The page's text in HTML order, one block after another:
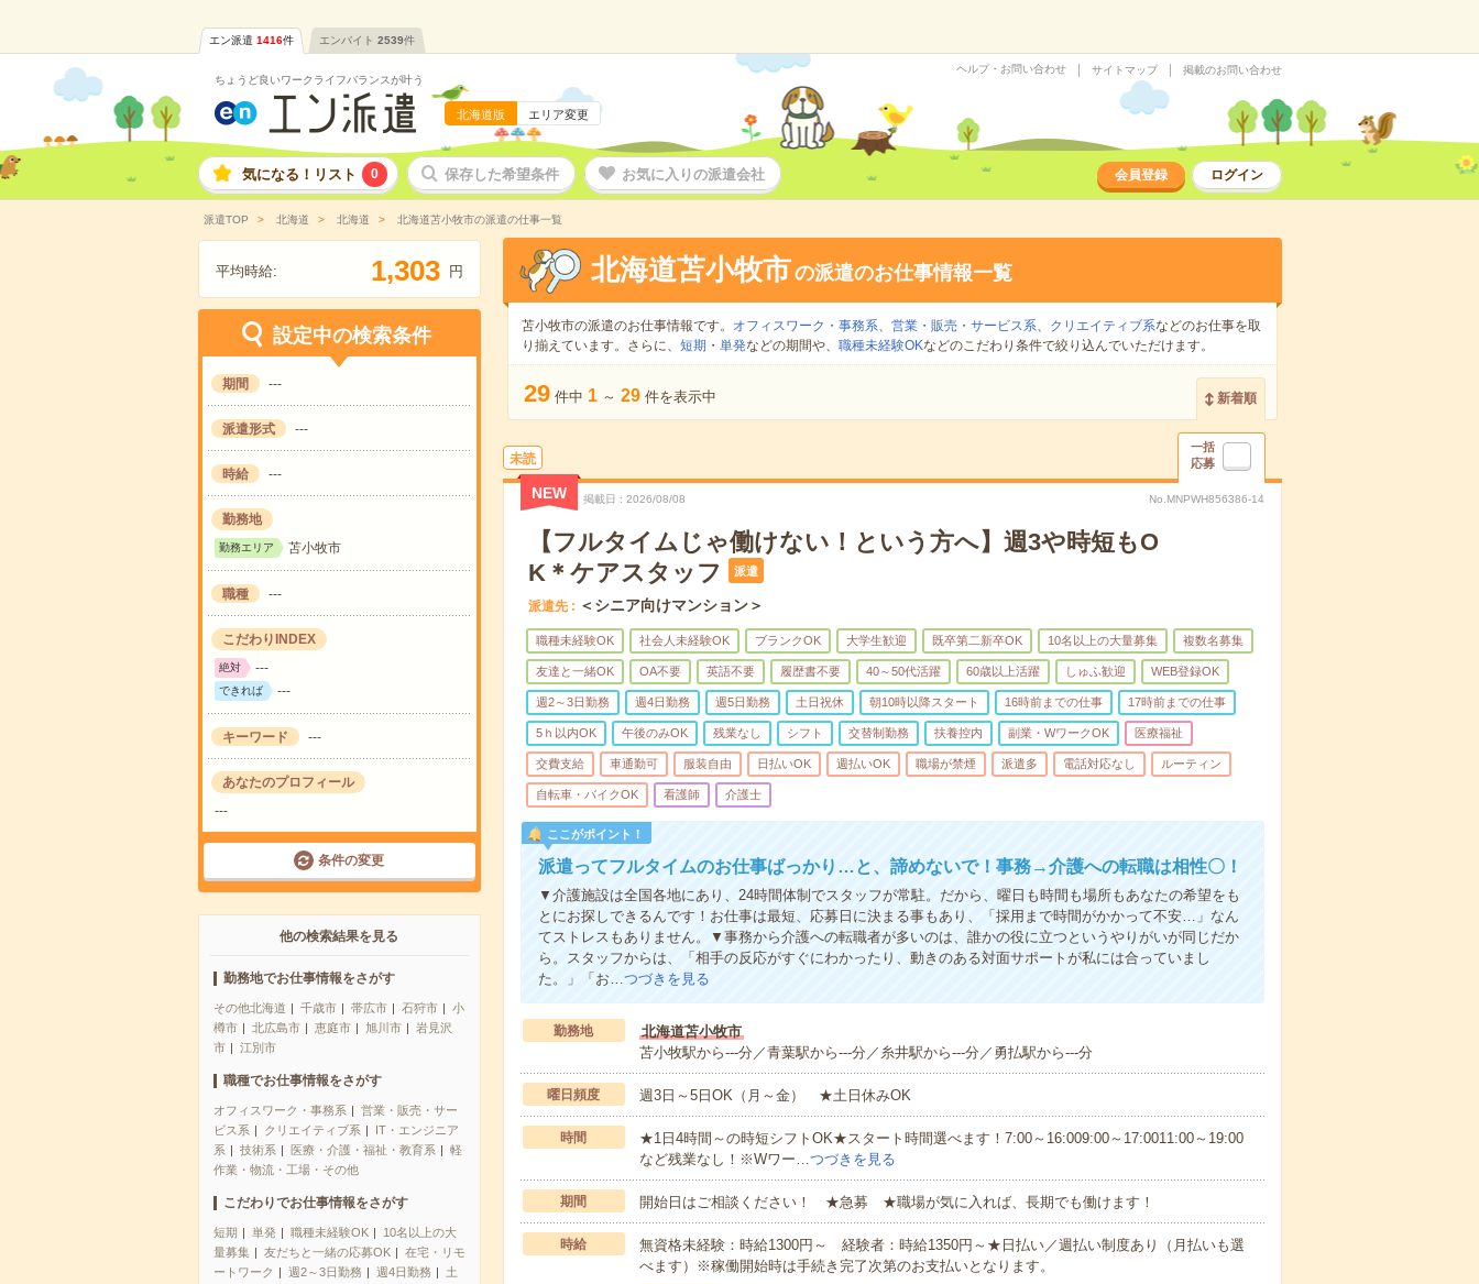
エン派遣 1416件 エンバイト 2539件
ちょうど良いワークライフバランスが叶う
北海道版 エリア変更
ヘルプ・お問い合わせ サイトマップ 掲載のお問い合わせ
気になる！リスト 0 保存した希望条件 お気に入りの派遣会社 会員登録 ログイン
派遣TOP 北海道 北海道 北海道苫小牧市の派遣の仕事一覧
平均時給: 1,303 円
設定中の検索条件
期間 ---
派遣形式 ---
時給 ---
勤務地
勤務エリア 苫小牧市
職種 ---
こだわりINDEX
絶対 ---
できれば ---
キーワード ---
あなたのプロフィール
---
条件の変更
他の検索結果を見る
勤務地でお仕事情報をさがす
その他北海道 千歳市 帯広市 石狩市
小
樽市
北広島市 恵庭市 旭川市
岩見沢
市
江別市
職種でお仕事情報をさがす
オフィスワーク・事務系
営業・販売・サー
ビス系
クリエイティブ系
IT・エンジニア
系
技術系 医療・介護・福祉・教育系
軽
作業・物流・工場・その他
こだわりでお仕事情報をさがす
短期 単発 職種未経験OK
10名以上の大
量募集
友だちと一緒の応募OK
在宅・リモ
ートワーク
週2～3日勤務 週4日勤務
土
北海道苫小牧市の派遣のお仕事情報一覧
苫小牧市の派遣のお仕事情報です。 オフィスワーク・事務系、 営業・販売・サービス系、 クリエイティブ系などのお仕事を取
り揃えています。さらに、 短期 ・ 単発などの期間や、 職種未経験OKなどのこだわり条件で絞り込んでいただけます。
29 件中 1 ～ 29 件を表示中 新着順
未読
一括
応募
NEW 掲載日 2026/08/08 No.MNPWH856386-14
【フルタイムじゃ働けない！という方へ】週3や時短もO
K＊ケアスタッフ
派遣
派遣先 ＜シニア向けマンション＞
職種未経験OK 社会人未経験OK ブランクOK 大学生歓迎 既卒第二新卒OK 10名以上の大量募集 複数名募集
友達と一緒OK OA不要 英語不要 履歴書不要 40～50代活躍 60歳以上活躍 しゅふ歓迎 WEB登録OK
週2～3日勤務 週4日勤務 週5日勤務 土日祝休 朝10時以降スタート 16時前までの仕事 17時前までの仕事
5ｈ以内OK 午後のみOK 残業なし シフト 交替制勤務 扶養控内 副業・WワークOK 医療福祉
交費支給 車通勤可 服装自由 日払いOK 週払いOK 職場が禁煙 派遣多 電話対応なし ルーティン
自転車・バイクOK 看護師 介護士
ここがポイント！
派遣ってフルタイムのお仕事ばっかり…と、諦めないで！事務→介護への転職は相性〇！
▼介護施設は全国各地にあり、24時間体制でスタッフが常駐。だから、曜日も時間も場所もあなたの希望をも
とにお探しできるんです！お仕事は最短、応募日に決まる事もあり、「採用まで時間がかかって不安…」なん
てストレスもありません。▼事務から介護への転職者が多いのは、誰かの役に立つというやりがいが同じだか
ら。スタッフからは、「相手の反応がすぐにわかったり、動きのある対面サポートが私には合っていまし
た。」「お…つづきを見る
勤務地
北海道苫小牧市
苫小牧駅から---分／青葉駅から---分／糸井駅から---分／勇払駅から---分
曜日頻度 週3日～5日OK（月～金） ★土日休みOK
時間
★1日4時間～の時短シフトOK★スタート時間選べます！7:00～16:009:00～17:0011:00～19:00
など残業なし！※Wワー…つづきを見る
期間 開始日はご相談ください！ ★急募 ★職場が気に入れば、長期でも働けます！
時給
無資格未経験：時給1300円～ 経験者：時給1350円～★日払い／週払い制度あり（月払いも選
べます）※稼働開始時は手続き完了次第のお支払いとなります。